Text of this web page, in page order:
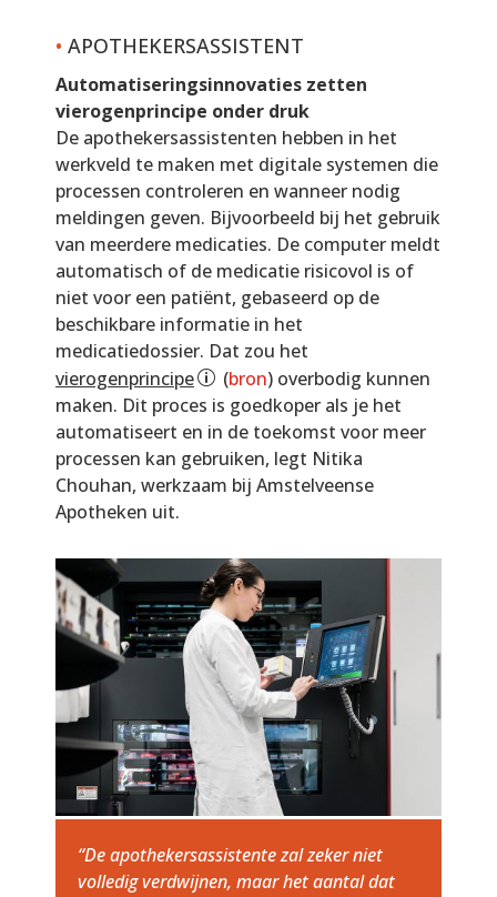
• APOTHEKERSASSISTENT
Automatiseringsinnovaties zetten
vierogenprincipe onder druk
De apothekersassistenten hebben in het
werkveld te maken met digitale systemen die
processen controleren en wanneer nodig
meldingen geven. Bijvoorbeeld bij het gebruik
van meerdere medicaties. De computer meldt
automatisch of de medicatie risicovol is of
niet voor een patiënt, gebaseerd op de
beschikbare informatie in het
medicatiedossier. Dat zou het
vierogenprincipe
(bron) overbodig kunnen
maken. Dit proces is goedkoper als je het
automatiseert en in de toekomst voor meer
processen kan gebruiken, legt Nitika
Chouhan, werkzaam bij Amstelveense
Apotheken uit.
“De apothekersassistente zal zeker niet
volledig verdwijnen, maar het aantal dat